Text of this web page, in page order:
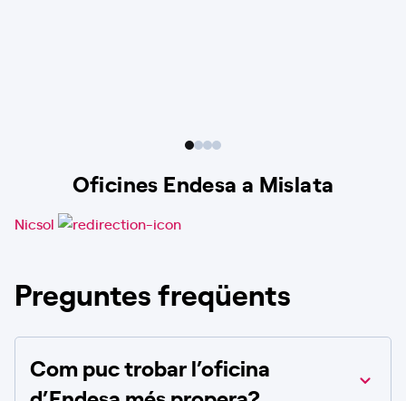
Oficines Endesa a Mislata
Nicsol
Preguntes freqüents
Com puc trobar l’oficina